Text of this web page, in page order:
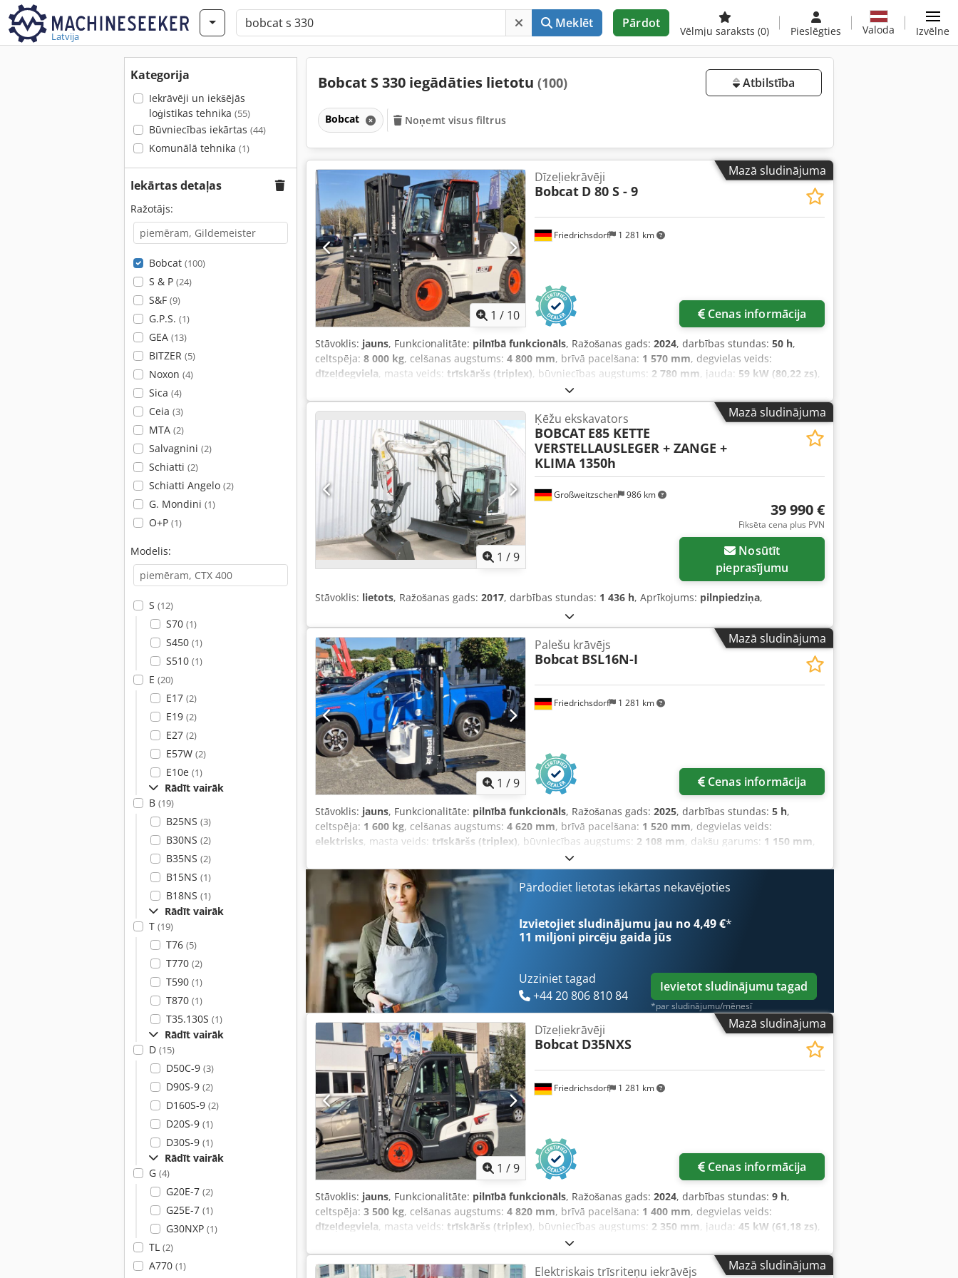
Latvija
Meklēt Pārdot
Vēlmju saraksts (0) Pieslēgties Valoda Izvēlne
Kategorija
Iekrāvēji un iekšējās
loģistikas tehnika (55)
Būvniecības iekārtas (44)
Komunālā tehnika (1)
Iekārtas detaļas
Ražotājs:
Bobcat (100)
S & P (24)
S&F (9)
G.P.S. (1)
GEA (13)
BITZER (5)
Noxon (4)
Sica (4)
Ceia (3)
MTA (2)
Salvagnini (2)
Schiatti (2)
Schiatti Angelo (2)
G. Mondini (1)
O+P (1)
Modelis:
S (12)
S70 (1)
S450 (1)
S510 (1)
E (20)
E17 (2)
E19 (2)
E27 (2)
E57W (2)
E10e (1)
Rādīt vairāk
B (19)
B25NS (3)
B30NS (2)
B35NS (2)
B15NS (1)
B18NS (1)
Rādīt vairāk
T (19)
T76 (5)
T770 (2)
T590 (1)
T870 (1)
T35.130S (1)
Rādīt vairāk
D (15)
D50C-9 (3)
D90S-9 (2)
D160S-9 (2)
D20S-9 (1)
D30S-9 (1)
Rādīt vairāk
G (4)
G20E-7 (2)
G25E-7 (1)
G30NXP (1)
TL (2)
A770 (1)
Bobcat S 330 iegādāties lietotu (100) Atbilstība
Bobcat Noņemt visus filtrus
Mazā sludinājuma
1 / 10
Friedrichsdorf 1 281 km
Dīzeļiekrāvēji
Bobcat D 80 S - 9
Cenas informācija
Stāvoklis: jauns, Funkcionalitāte: pilnībā funkcionāls, Ražošanas gads: 2024, darbības stundas: 50 h,
celtspēja: 8 000 kg, celšanas augstums: 4 800 mm, brīvā pacelšana: 1 570 mm, degvielas veids:
dīzeļdegviela, masta veids: trīskāršs (triplex), būvniecības augstums: 2 780 mm, jauda: 59 kW (80,22 zs),
2 400 mm
Diesel, Dīzeļa iekrāvējs Slodzes centrs: 600 Dakšu platums: 180 mm Dakšu biezums: 75 mm ISO klase:
Terminal West Masta tips: Triplex Transmisija: Hidrotransformatora Ātruma klase: 20 Stāvoklis: Jauna
iekārta Tehniskais stāvoklis: Jauns Priekšējo riepu tips: Superelastīga Chsdpjxr R Efsfx Ahtea Priekšējo
riepu stāvoklis: Jaunas Aizmugurējo riepu tips: Superelastīga Aizmugurējo riepu stāvoklis: Jaunas Sānu
nobīde, dakšu platuma regulēšanas ierīce, 3. vārsts, 4. vārsts, darba apgaismojums aizmugurē, darba
apgaismojums priekšā, apkure, pilna kabīne, pilns brīvpacēlums, CE sertifikāts, iekšējais spogulis, ārējais
spogulis, bākuguns, sēdeklis, priekšējā un aizmugurējā kamera.
Mazā sludinājuma
1 /9
Großweitzschen 986 km
Ķēžu ekskavators
BOBCAT E85 KETTE
VERSTELLAUSLEGER + ZANGE +
KLIMA 1350h
39 990 €
Fiksēta cena plus PVN
pieprasījumu
Stāvoklis: lietots, Ražošanas gads: 2017, darbības stundas: 1 436 h, Aprīkojums: pilnpiedziņa,
Mazā sludinājuma
1 /9
Friedrichsdorf 1 281 km
Palešu krāvējs
Bobcat BSL16N-I
Cenas informācija
Stāvoklis: jauns, Funkcionalitāte: pilnībā funkcionāls, Ražošanas gads: 2025, darbības stundas: 5 h,
celtspēja: 1 600 kg, celšanas augstums: 4 620 mm, brīvā pacelšana: 1 520 mm, degvielas veids:
elektrisks, masta veids: trīskāršs (triplex), būvniecības augstums: 2 108 mm, dakšu garums: 1 150 mm,
, piedziņas veids:
mm, Paaugstinātās pacelšanas rati Slodzes centrs: 600 Csdewi Acgepfx Ahtsha Dakšu platums: 560 mm
Masta tips: Triplex Stāvoklis: Jauna ierīce Tehniskais stāvoklis: Jauns Priekšējo riteņu tips: Poliuretāns
Priekšējo riteņu stāvoklis: 80 - 100% Aizmugurējo riteņu tips: Poliuretāns Aizmugurējo riteņu stāvoklis: 80 -
100% Akumulatora spriegums: 24V Akumulatora ietilpība: 150Ah Akumulatora tips: Litija jonu Akumulatora
ražošanas gads: 2025 Akumulatora stāvoklis: 80 - 100% Sākotnējais pacēlums, pilns brīvais pacēlums, CE
sertifikāts, Apkopes neprasošs litija jonu akumulators,
Pārdodiet lietotas iekārtas nekavējoties
Izvietojiet sludinājumu jau no 4,49 €*
11 miljoni pircēju gaida jūs
Uzziniet tagad
+44 20 806 810 84
Ievietot sludinājumu tagad
*par sludinājumu/mēnesī
Mazā sludinājuma
1 /9
Friedrichsdorf 1 281 km
Dīzeļiekrāvēji
Bobcat D35NXS
Cenas informācija
Stāvoklis: jauns, Funkcionalitāte: pilnībā funkcionāls, Ražošanas gads: 2024, darbības stundas: 9 h,
celtspēja: 3 500 kg, celšanas augstums: 4 820 mm, brīvā pacelšana: 1 400 mm, degvielas veids:
dīzeļdegviela, masta veids: trīskāršs (triplex), būvniecības augstums: 2 350 mm, jauda: 45 kW (61,18 zs),
1 200 mm
2 750 mm, piedziņas veids:Diesel, konstrukcijas platums:1 290 mm, Dīzeļa iekrāvējs Smaguma centrs:
500 mm ISO klase: ISO klase 3 = 2 500 - 4 999 kg Masta tips: Triplex Transmisija: Hidrotransformatora
Mazā sludinājuma
Elektriskais trīsriteņu iekrāvējs